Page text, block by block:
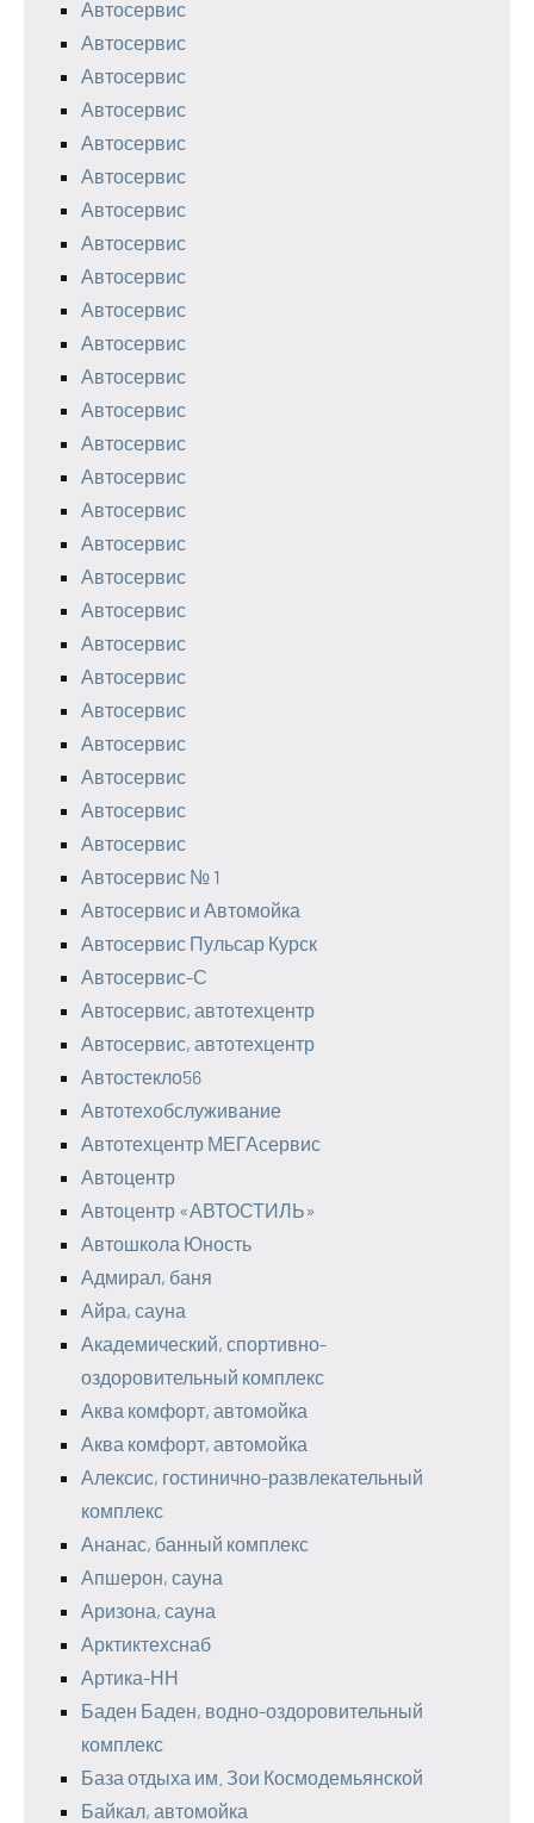
Автосервис
Автосервис
Автосервис
Автосервис
Автосервис
Автосервис
Автосервис
Автосервис
Автосервис
Автосервис
Автосервис
Автосервис
Автосервис
Автосервис
Автосервис
Автосервис
Автосервис
Автосервис
Автосервис
Автосервис
Автосервис
Автосервис
Автосервис
Автосервис
Автосервис
Автосервис
Автосервис № 1
Автосервис и Автомойка
Автосервис Пульсар Курск
Автосервис-С
Автосервис, автотехцентр
Автосервис, автотехцентр
Автостекло56
Автотехобслуживание
Автотехцентр МЕГАсервис
Автоцентр
Автоцентр «АВТОСТИЛЬ»
Автошкола Юность
Адмирал, баня
Айра, сауна
Академический, спортивно-
оздоровительный комплекс
Аква комфорт, автомойка
Аква комфорт, автомойка
Алексис, гостинично-развлекательный
комплекс
Ананас, банный комплекс
Апшерон, сауна
Аризона, сауна
Арктиктехснаб
Артика-НН
Баден Баден, водно-оздоровительный
комплекс
База отдыха им. Зои Космодемьянской
Байкал, автомойка